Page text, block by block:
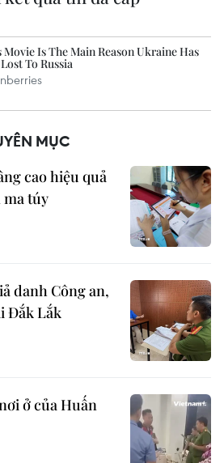
MỤC
cao hiệu quả
ma túy
danh Công an,
Đắk Lắk
ở của Huấn